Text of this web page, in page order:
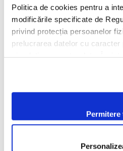
Politica de cookies pentru a
modificările specificate de
privind protecția persoanelor
prelucrarea datelor cu
politici. Prin continuarea
confirmi acceptarea utilizării
modificate oricând, urmând
Cookie.
Permitere
companiei, al angajaților
investitorilor,” a declarat
În cadrul plasamentului
noiembrie 2021, Bento a
acțiuni, reprezentând
pentru acțiunile BENTO,
un total de 105.000 acțiuni
companiei, la un preț egal